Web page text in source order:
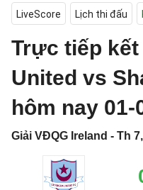
LiveScore Lịch thi đấu
Trực tiếp
United vs
hôm nay 01-
Giải VĐQG Ireland - Th